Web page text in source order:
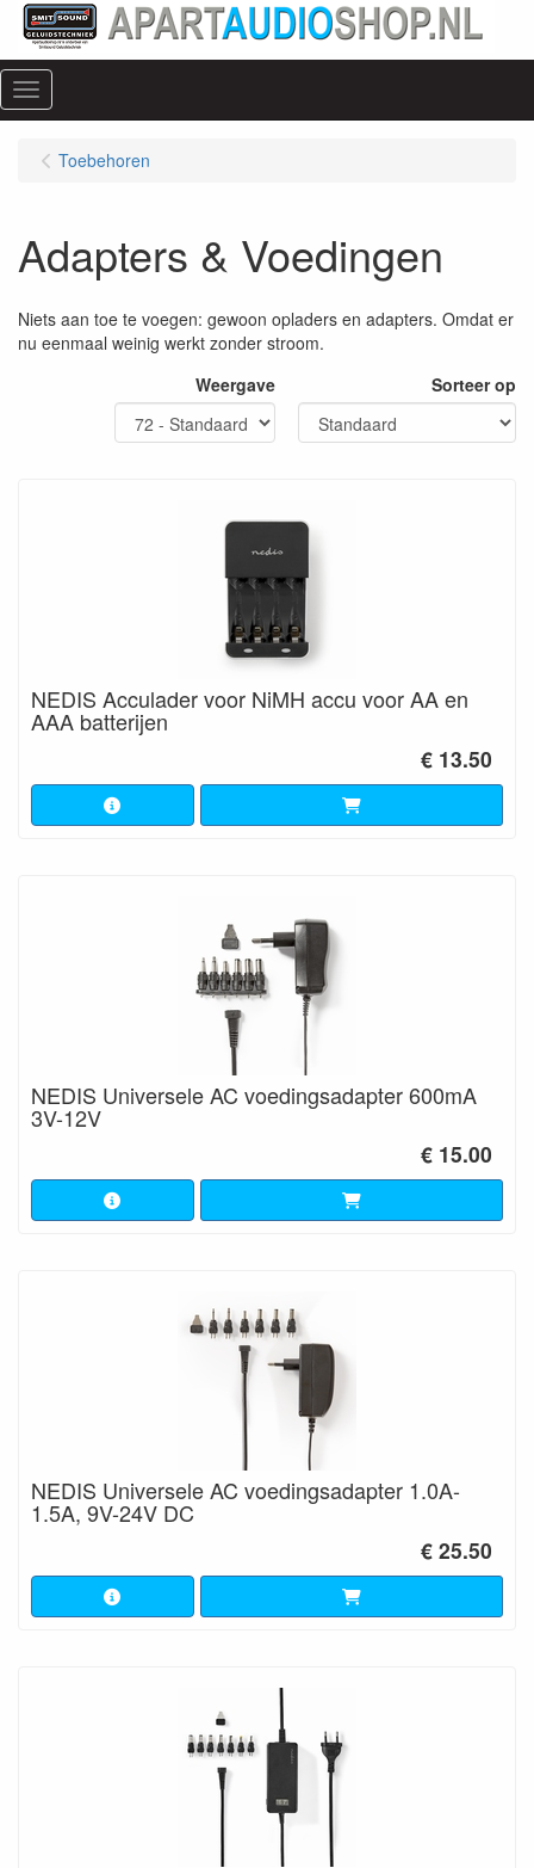
Menu
Toebehoren
Adapters & Voedingen
Niets aan toe te voegen: gewoon opladers en adapters. Omdat er
nu eenmaal weinig werkt zonder stroom.
Weergave
Sorteer op
NEDIS Acculader voor NiMH accu voor AA en
AAA batterijen
€ 13.50
NEDIS Universele AC voedingsadapter 600mA
3V-12V
€ 15.00
NEDIS Universele AC voedingsadapter 1.0A-
1.5A, 9V-24V DC
€ 25.50